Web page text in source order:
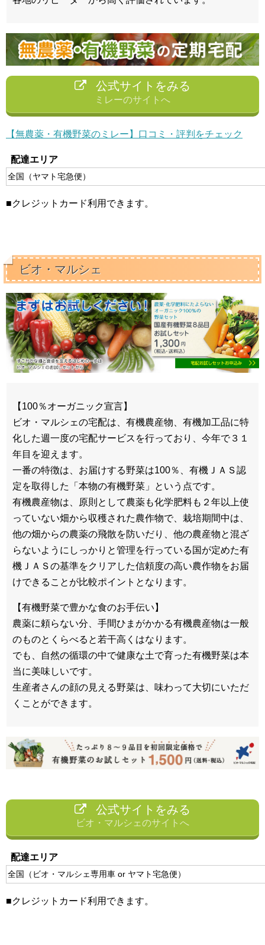
公式サイトをみる
ミレーのサイトへ
【無農薬・有機野菜のミレー】口コミ・評判をチェック
配達エリア
全国（ヤマト宅急便）
■クレジットカード利用できます。
ビオ・マルシェ
【100％オーガニック宣言】
ビオ・マルシェの宅配は、有機農産物、有機加工品に特
化した週一度の宅配サービスを行っており、今年で３１
年目を迎えます。
一番の特徴は、お届けする野菜は100％、有機ＪＡＳ認
定を取得した「本物の有機野菜」という点です。
有機農産物は、原則として農薬も化学肥料も２年以上使
っていない畑から収穫された農作物で、栽培期間中は、
他の畑からの農薬の飛散を防いだり、他の農産物と混ざ
らないようにしっかりと管理を行っている国が定めた有
機ＪＡＳの基準をクリアした信頼度の高い農作物をお届
けできることが比較ポイントとなります。
【有機野菜で豊かな食のお手伝い】
農薬に頼らない分、手間ひまがかかる有機農産物は一般
のものとくらべると若干高くはなります。
でも、自然の循環の中で健康な土で育った有機野菜は本
当に美味しいです。
生産者さんの顔の見える野菜は、味わって大切にいただ
くことができます。
公式サイトをみる
ビオ・マルシェのサイトへ
配達エリア
全国（ビオ・マルシェ専用車 or ヤマト宅急便）
■クレジットカード利用できます。